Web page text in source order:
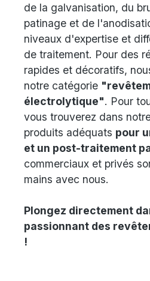
de la galvanisation, du
patinage et de
niveaux d'expertise et
de traitement. Pour des
rapides et décoratifs,
notre catégorie
électrolytique". Pour
vous trouverez dans
produits adéquats pour
et un post-traitement
commerciaux et privés
mains avec nous.
Plongez directement
passionnant des
!